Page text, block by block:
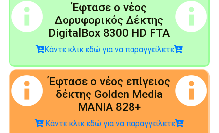
Έφτασε ο νέος
Δορυφορικός Δέκτης
DigitalBox 8300 HD FTA
Κάντε κλικ εδώ για να παραγγείλετε
Έφτασε ο νέος επίγειος
δέκτης Golden Media
MANIA 828+
Κάντε κλικ εδώ για να παραγγείλετε